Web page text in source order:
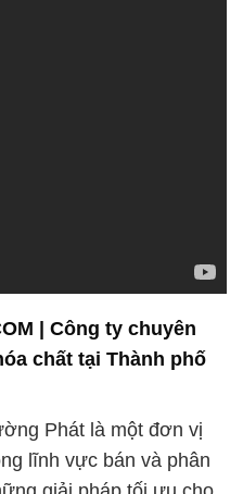
Phát là một đơn vị
lĩnh vực bán và phân
giải pháp tối ưu cho
của doanh nghiệp.
chúng tôi tự hào
doanh nghiệp trên